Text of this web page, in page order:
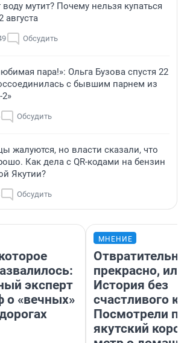
воду мутит? Почему нельзя купаться
августа
Обсудить
пара!»: Ольга Бузова спустя 22
с бывшим парнем из
Обсудить
жалуются, но власти сказали, что
Как дела с QR-кодами на бензин
Якутии?
Обсудить
эксперт
о «вечных»
МНЕНИЕ
Отвратительно
прекрасно, или
История без
счастливого
Посмотрели
якутский